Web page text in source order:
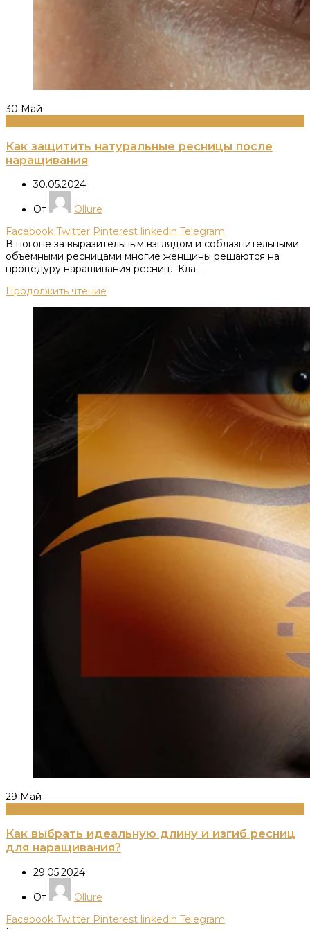
30 Май
Как защитить натуральные ресницы после
наращивания
30.05.2024
От
Ollure
Facebook Twitter Pinterest linkedin Telegram
В погоне за выразительным взглядом и соблазнительными
объемными ресницами многие женщины решаются на
процедуру наращивания ресниц. Кла...
Продолжить чтение
29 Май
Как выбрать идеальную длину и изгиб ресниц
для наращивания?
29.05.2024
От
Ollure
Facebook Twitter Pinterest linkedin Telegram